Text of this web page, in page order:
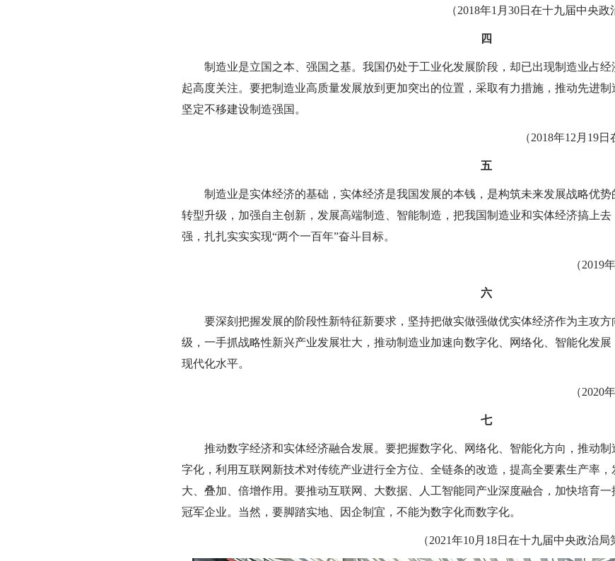
（2018年1月30日在十九届中央
四
制造业是立国之本、强国之基。我国仍处于工业化发展阶段，却已出现制造业占经
起高度关注。要把制造业高质量发展放到更加突出的位置，采取有力措施，推动先进制
坚定不移建设制造强国。
（2018年12月19
五
制造业是实体经济的基础，实体经济是我国发展的本钱，是构筑未来发展战略优
转型升级，加强自主创新，发展高端制造、智能制造，把我国制造业和实体经济搞上
强，扎扎实实实现“两个一百年”奋斗目标。
（2019
六
要深刻把握发展的阶段性新特征新要求，坚持把做实做强做优实体经济作为主攻
级，一手抓战略性新兴产业发展壮大，推动制造业加速向数字化、网络化、智能化发
现代化水平。
（2020
七
推动数字经济和实体经济融合发展。要把握数字化、网络化、智能化方向，推动
字化，利用互联网新技术对传统产业进行全方位、全链条的改造，提高全要素生产率
大、叠加、倍增作用。要推动互联网、大数据、人工智能同产业深度融合，加快培育一
冠军企业。当然，要脚踏实地、因企制宜，不能为数字化而数字化。
（2021年10月18日在十九届中央政治